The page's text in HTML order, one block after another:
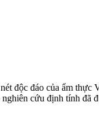
độc đáo của ẩm thực
cứu định tính đã